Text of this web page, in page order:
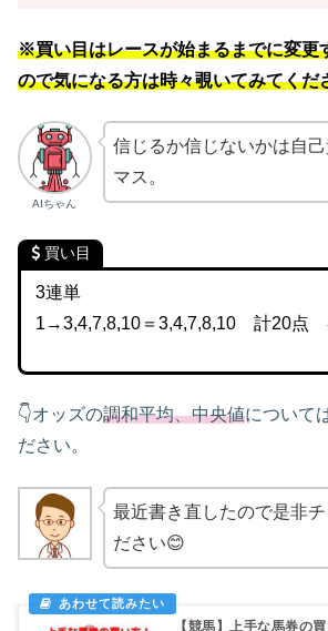
※買い目はレースが始まるまでに変更
ので気になる方は時々覗いてみてくだ
AIちゃん
信じるか信じないかは自
マス。
買い目
3連単
1→3,4,7,8,10＝3,4,7,8,10 計20点
👇オッズの調和平均、中央値について
ださい。
最近書き直したので是非チ
ださい😊
【競馬】上手な馬券の